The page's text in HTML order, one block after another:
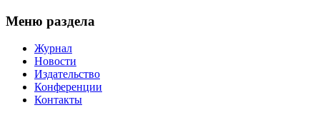
Меню раздела
Журнал
Новости
Издательство
Конференции
Контакты